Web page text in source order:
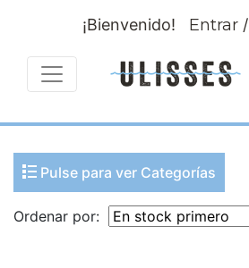
¡Bienvenido! Entrar/
Pulse para ver Categorías
Ordenar por: